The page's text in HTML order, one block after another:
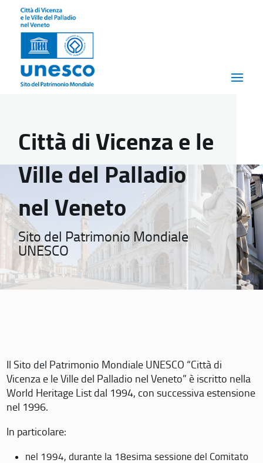
Città di Vicenza e le
Ville del Palladio
nel Veneto
Sito del Patrimonio Mondiale
UNESCO
Il Sito del Patrimonio Mondiale UNESCO “Città di
Vicenza e le Ville del Palladio nel Veneto” è iscritto nella
World Heritage List dal 1994, con successiva estensione
nel 1996.
In particolare:
nel 1994, durante la 18esima sessione del Comitato